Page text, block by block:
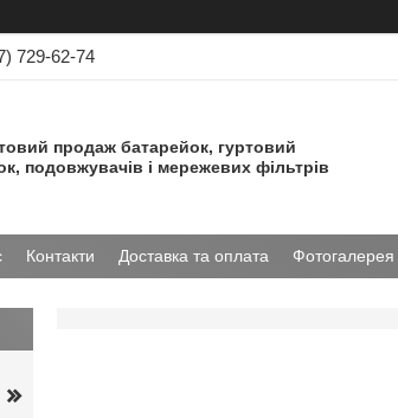
729-62-74
продаж батарейок, гуртовий
подовжувачів і мережевих фільтрів
Контакти Доставка та оплата Фотогалерея